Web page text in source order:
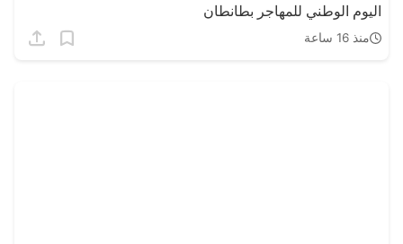
اليوم الوطني للمهاجر بطانطان
منذ 16 ساعة